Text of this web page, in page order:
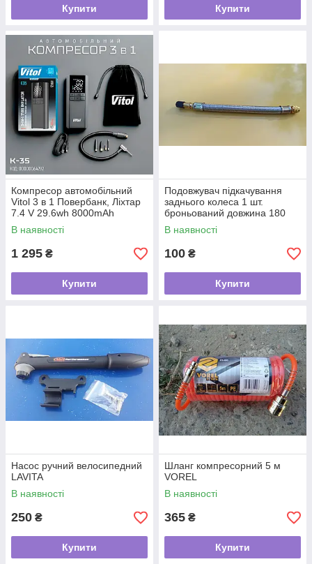
Купити Купити
Компресор автомобільний
Vitol 3 в 1 Повербанк, Ліхтар
7.4 V 29.6wh 8000mAh
В наявності
1 295 ₴
Купити
Подовжувач підкачування
заднього колеса 1 шт.
броньований довжина 180
мм Україна
В наявності
100 ₴
Купити
Насос ручний велосипедний
LAVITA
В наявності
250 ₴
Купити
Шланг компресорний 5 м
VOREL
В наявності
365 ₴
Купити